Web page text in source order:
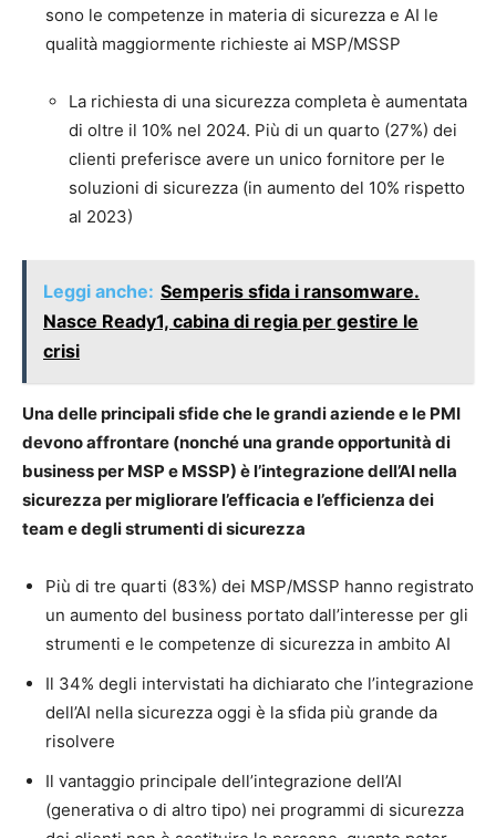
sono le competenze in materia di sicurezza e AI le
qualità maggiormente richieste ai MSP/MSSP
La richiesta di una sicurezza completa è aumentata
di oltre il 10% nel 2024. Più di un quarto (27%) dei
clienti preferisce avere un unico fornitore per le
soluzioni di sicurezza (in aumento del 10% rispetto
al 2023)
Leggi anche: Semperis sfida i ransomware.
Nasce Ready1, cabina di regia per gestire le
crisi
Una delle principali sfide che le grandi aziende e le PMI
devono affrontare (nonché una grande opportunità di
business per MSP e MSSP) è l’integrazione dell’AI nella
sicurezza per migliorare l’efficacia e l’efficienza dei
team e degli strumenti di sicurezza
Più di tre quarti (83%) dei MSP/MSSP hanno registrato
un aumento del business portato dall’interesse per gli
strumenti e le competenze di sicurezza in ambito AI
Il 34% degli intervistati ha dichiarato che l’integrazione
dell’AI nella sicurezza oggi è la sfida più grande da
risolvere
Il vantaggio principale dell’integrazione dell’AI
(generativa o di altro tipo) nei programmi di sicurezza